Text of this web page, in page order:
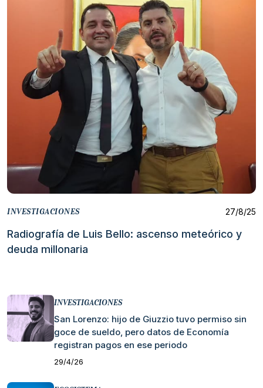
INVESTIGACIONES 27/8/25
Radiografía de Luis Bello: ascenso meteórico y
deuda millonaria
INVESTIGACIONES
San Lorenzo: hijo de Giuzzio tuvo permiso sin
goce de sueldo, pero datos de Economía
registran pagos en ese periodo
29/4/26